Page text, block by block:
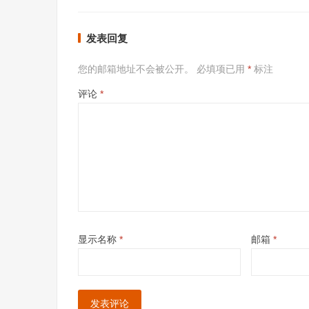
发表回复
您的邮箱地址不会被公开。 必填项已用 * 标注
评论 *
显示名称 * 邮箱 *